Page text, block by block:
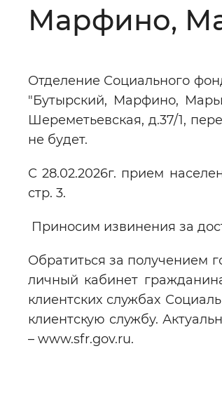
Цвет сайта:
Изображения:
Звуковой ассистент
Марфино,
Отделение Социального
"Бутырский, Марфино,
Шереметьевская, д.37/1,
не будет.
С 28.02.2026г. прием
стр. 3.
Приносим извинения за
Обратиться за получением
личный кабинет
клиентских службах
клиентскую службу.
– www.sfr.gov.ru.